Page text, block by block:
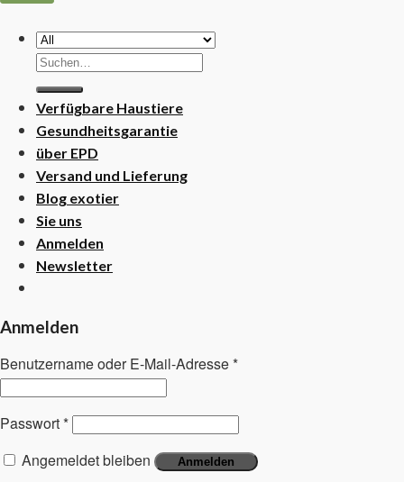
Suchen
nach:
Verfügbare Haustiere
Gesundheitsgarantie
über EPD
Versand und Lieferung
Blog exotier
Sie uns
Anmelden
Newsletter
Anmelden
Benutzername oder E-Mail-Adresse*
Passwort*
Angemeldet bleiben
Anmelden